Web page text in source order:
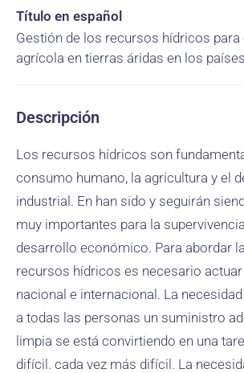
Título en español
Gestión de los recursos hídricos
agrícola en tierras áridas en los
Descripción
Los recursos hídricos son
consumo humano, la agricultura y el
industrial. En han sido y seguirán
muy importantes para la
desarrollo económico. Para abordar
recursos hídricos es necesario
nacional e internacional. La
a todas las personas un suministro
limpia se está convirtiendo en una
difícil. cada vez más difícil. La